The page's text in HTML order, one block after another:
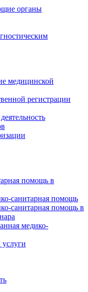
органы
медицинской
регистрации
помощь в
санитарная помощь
санитарная помощь в
медико-